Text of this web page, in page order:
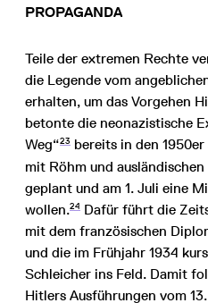
PROPAGANDA
Teile der extremen Rechte
die Legende vom
erhalten, um das Vorgehen
betonte die neonazistische
Weg“23 bereits in den
mit Röhm und
geplant und am 1. Juli eine
wollen.24 Dafür führt die
mit dem französischen
und die im Frühjahr 1934
Schleicher ins Feld. Damit
Hitlers Ausführungen vom